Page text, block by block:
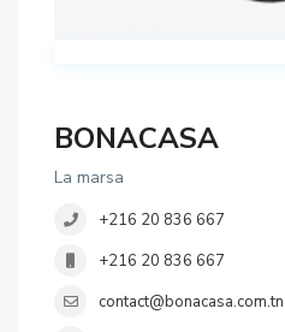
BONACASA
La marsa
+216 20 836 667
+216 20 836 667
contact@bonacasa.com.tn